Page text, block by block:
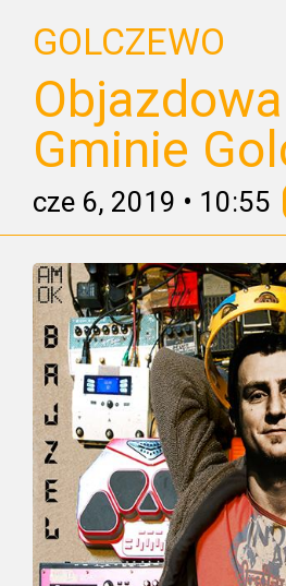
GOLCZEWO
Gminie
cze 6, 2019 • 10:55